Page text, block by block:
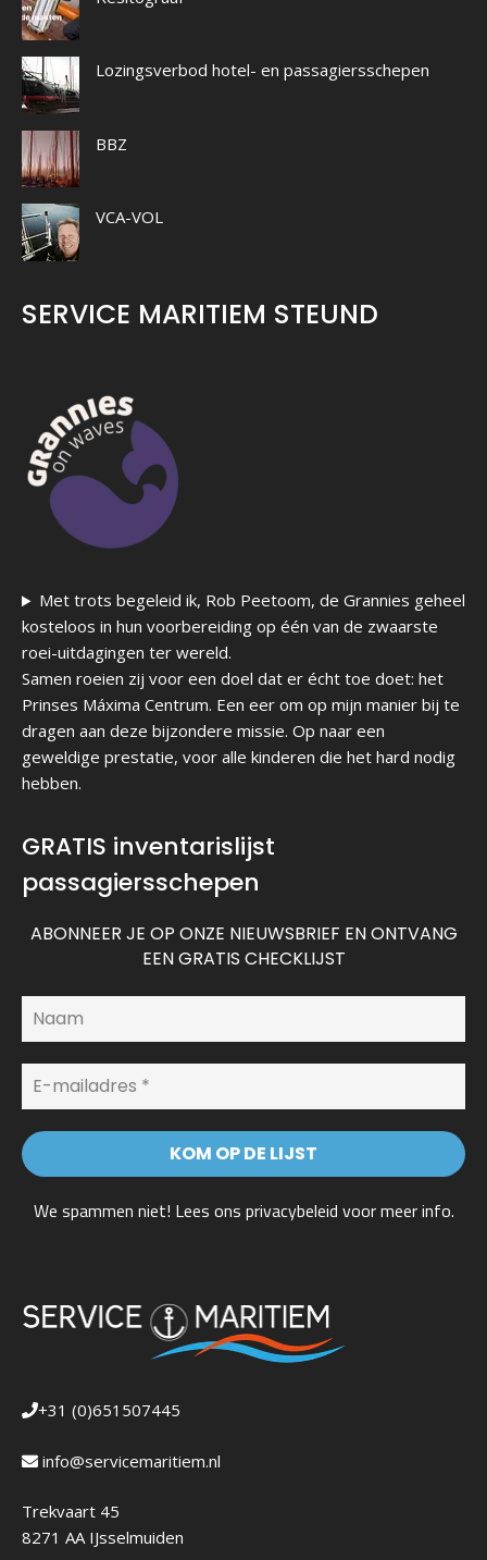
Lozingsverbod hotel- en passagiersschepen
BBZ
VCA-VOL
SERVICE MARITIEM STEUND
Met trots begeleid ik, Rob Peetoom, de Grannies geheel
kosteloos in hun voorbereiding op één van de zwaarste
roei-uitdagingen ter wereld.
Samen roeien zij voor een doel dat er écht toe doet: het
Prinses Máxima Centrum. Een eer om op mijn manier bij te
dragen aan deze bijzondere missie. Op naar een
geweldige prestatie, voor alle kinderen die het hard nodig
hebben.
GRATIS inventarislijst
passagiersschepen
ABONNEER JE OP ONZE NIEUWSBRIEF EN ONTVANG
EEN GRATIS CHECKLIJST
We spammen niet! Lees ons privacybeleid voor meer info.
+31 (0)651507445
info@servicemaritiem.nl
Trekvaart 45
8271 AA IJsselmuiden